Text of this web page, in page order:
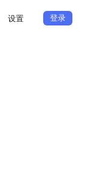
设置 登录